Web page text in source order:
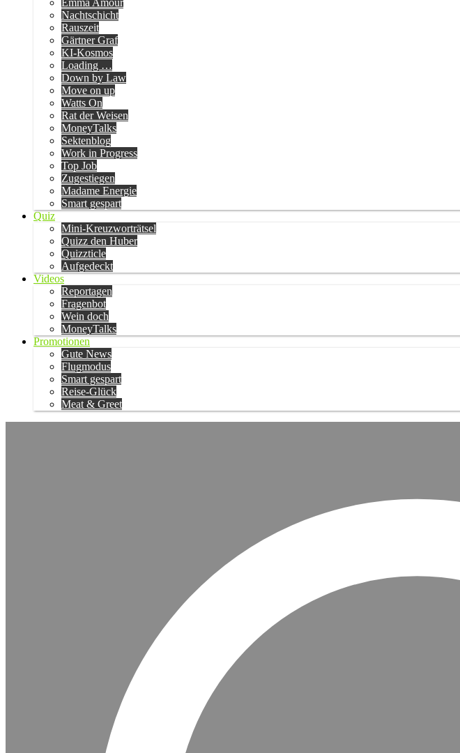
Emma Amour
Nachtschicht
Rauszeit
Gärtner Graf
KI-Kosmos
Loading …
Down by Law
Move on up
Watts On
Rat der Weisen
MoneyTalks
Sektenblog
Work in Progress
Top Job
Zugestiegen
Madame Energie
Smart gespart
Quiz
Mini-Kreuzworträtsel
Quizz den Huber
Quizzticle
Aufgedeckt
Videos
Reportagen
Fragenbot
Wein doch
MoneyTalks
Promotionen
Gute News
Flugmodus
Smart gespart
Reise-Glück
Meat & Greet